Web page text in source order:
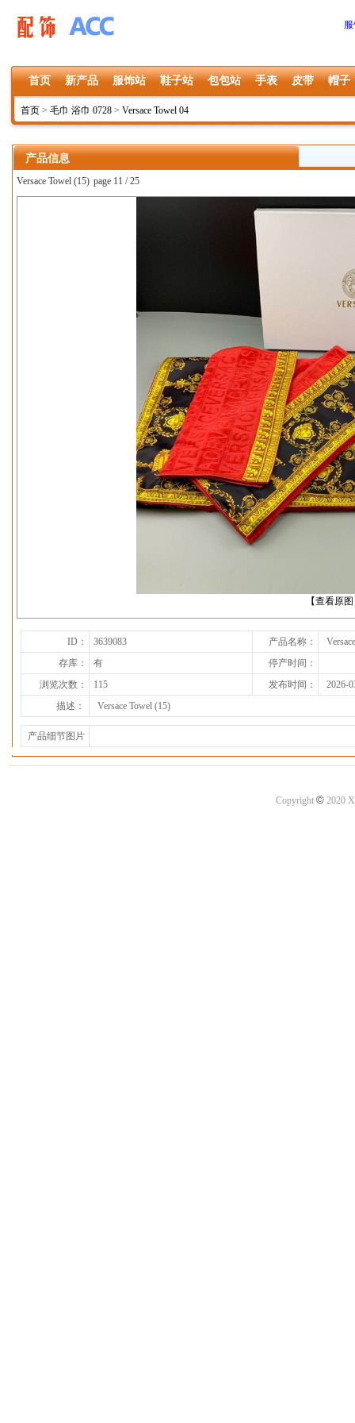
首页 新产品 服饰站 鞋子站 包包站 手表 皮带 帽子
首页 > 毛巾 浴巾 0728 > Versace Towel 04
产品信息
Versace Towel (15) page 11 / 25
【查看原
ID： 3639083 产品名称：
存库：
有
停产时间：
浏览次数：
115 发布时间：
2026-
描述：
Versace Towel (15)
产品细节图片
Copyright ©2020